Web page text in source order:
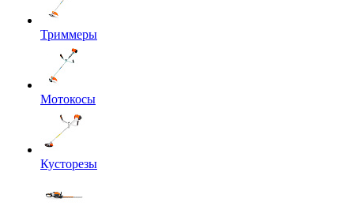
Триммеры
Мотокосы
Кусторезы